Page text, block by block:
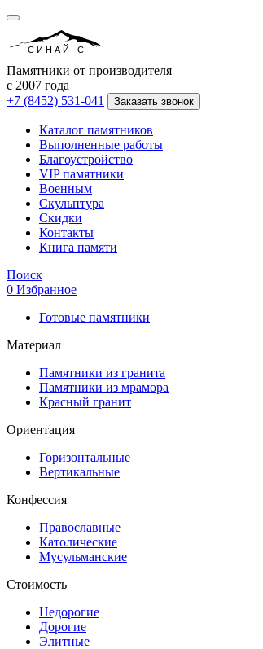
СИНАЙ-С
Памятники от производителя
с 2007 года
+7 (8452) 531-041
Заказать звонок
Каталог памятников
Выполненные работы
Благоустройство
VIP памятники
Военным
Скульптура
Скидки
Контакты
Книга памяти
Поиск
0 Избранное
Готовые памятники
Материал
Памятники из гранита
Памятники из мрамора
Красный гранит
Ориентация
Горизонтальные
Вертикальные
Конфессия
Православные
Католические
Мусульманские
Стоимость
Недорогие
Дорогие
Элитные